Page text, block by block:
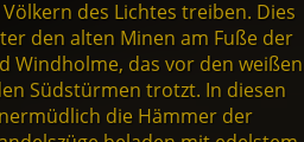
des Lichtes treiben. Dies
den alten Minen am Fuße der
Windholme, das vor den weißen
Südstürmen trotzt. In diesen
die Hämmer der